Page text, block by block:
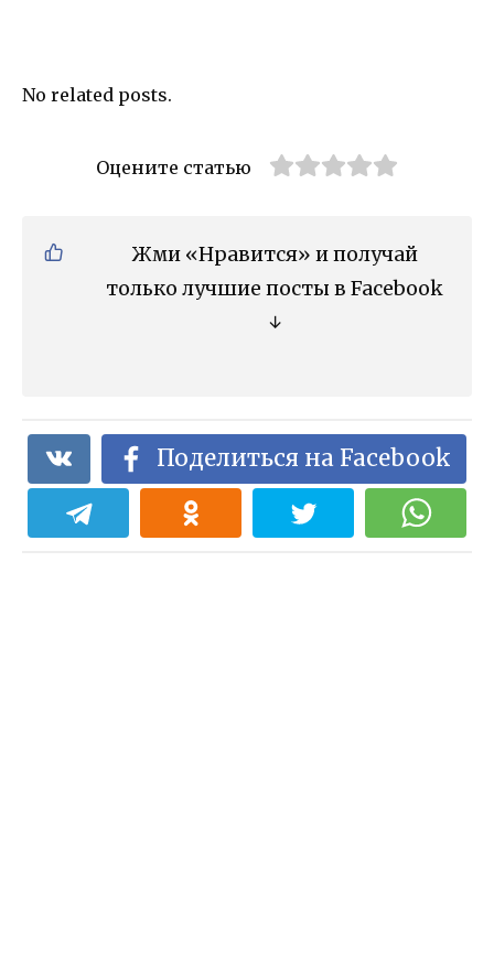
No related posts.
Оцените статью
Жми «Нравится» и получай
только лучшие посты в Facebook
↓
Поделиться на Facebook